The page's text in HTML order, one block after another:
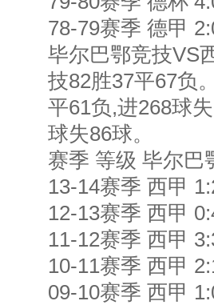
78-79赛季 德甲
毕尔巴鄂竞技VS
技82胜37平67负
平61负,进268球
球失86球。
赛季 等级 毕尔巴
13-14赛季 西甲
12-13赛季 西甲
11-12赛季 西甲
10-11赛季 西甲
09-10赛季 西甲